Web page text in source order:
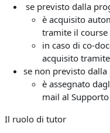
se previsto dalla
è acquisito
tramite il course
in caso di co-
acquisito
se non previsto
è assegnato
mail al Supporto
Il ruolo di tutor